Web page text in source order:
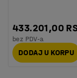
433.201,00
bez PDV-a
DODAJ U KORPU